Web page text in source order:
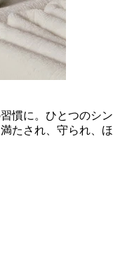
慣に。ひとつのシン
たされ、守られ、ほ